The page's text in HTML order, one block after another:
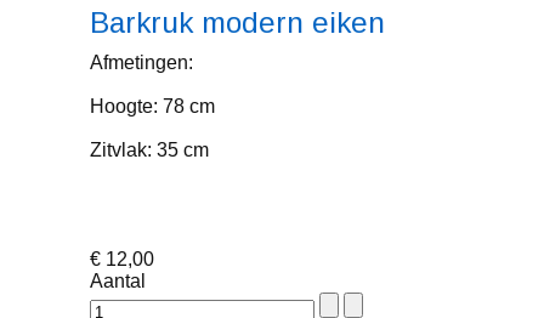
Barkruk modern eiken
Afmetingen:
Hoogte: 78 cm
Zitvlak: 35 cm
€ 12,00
Aantal